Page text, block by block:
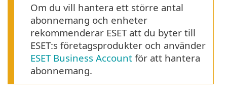
Om du vill hantera ett större antal
abonnemang och enheter
rekommenderar ESET att du byter till
ESET:s företagsprodukter och använder
ESET Business Account för att hantera
abonnemang.